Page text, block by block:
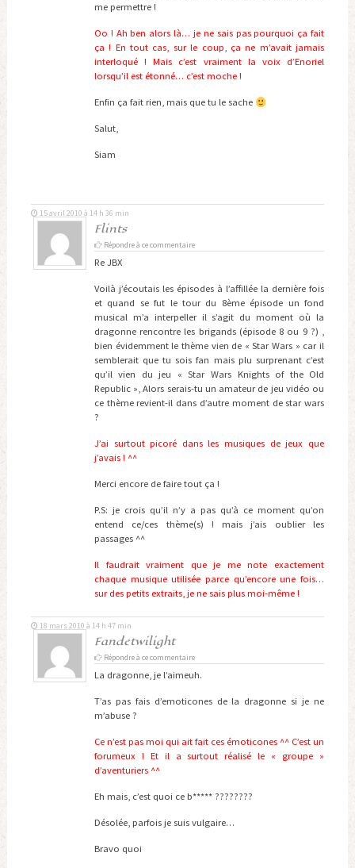
me permettre !
Oo ! Ah ben alors là… je ne sais pas pourquoi ça fait
ça ! En tout cas, sur le coup, ça ne m’avait jamais
interloqué ! Mais c’est vraiment la voix d’Enoriel
lorsqu’il est étonné… c’est moche !
Enfin ça fait rien, mais que tu le sache
Salut,
Siam
Flints
15 avril 2010 à 14 h 36 min
Répondre à ce commentaire
Re JBX
Voilà j’écoutais les épisodes à l’affillée la dernière fois
et quand se fut le tour du 8ème épisode un fond
musical m’a interpeller il s’agit du moment où la
dragonne rencontre les brigands (épisode 8 ou 9 ?) ,
bien évidemment le thème vien de « Star Wars » car il
semblerait que tu sois fan mais plu surprenant c’est
qu’il vien du jeu « Star Wars Knights of the Old
Republic », Alors serais-tu un amateur de jeu vidéo ou
ce thème revient-il dans d’autre moment de star wars
?
J’ai surtout picoré dans les musiques de jeux que
j’avais ! ^^
Merci encore de faire tout ça !
P.S: je crois qu’il n’y a pas qu’à ce moment qu’on
entend ce/ces thème(s) ! mais j’ais oublier les
passages ^^
Il faudrait vraiment que je me note exactement
chaque musique utilisée parce qu’encore une fois…
sur des petits extraits, je ne sais plus moi-même !
Fandetwilight
18 mars 2010 à 14 h 47 min
Répondre à ce commentaire
La dragonne, je l’aimeuh.
T’as pas fais d’emoticones de la dragonne si je ne
m’abuse ?
Ce n’est pas moi qui ait fait ces émoticones ^^ C’est un
forumeux ! Et il a surtout réalisé le « groupe »
d’aventuriers ^^
Eh mais, c’est quoi ce b***** ????????
Désolée, parfois je suis vulgaire…
Bravo quoi